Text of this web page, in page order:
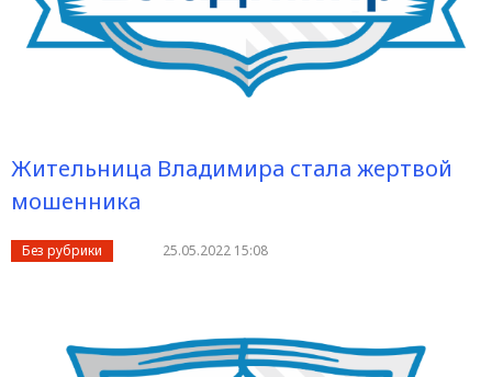
Жительница Владимира стала жертвой
мошенника
Без рубрики 25.05.2022 15:08